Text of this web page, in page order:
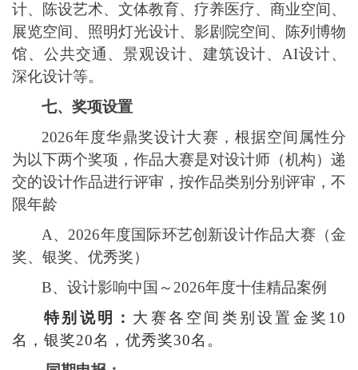
计、陈设艺术、文体教育、疗养医疗、商业空间、
展览空间、照明灯光设计、影剧院空间、陈列博物
馆、公共交通、景观设计、建筑设计、 AI设计、
深化设计等。
七、奖项设置
2026年度华鼎奖设计大赛，根据空间属性分
为以下两个奖项，作品大赛是对设计师（机构）递
交的设计作品进行评审，按作品类别分别评审，不
限年龄
A、2026年度国际环艺创新设计作品大赛（金
奖、银奖、优秀奖）
B、 设计影响中国～ 2026年度十佳精品案例
特别说明： 大赛各空间类别设置金奖 10
名，银奖20名，优秀奖30名。